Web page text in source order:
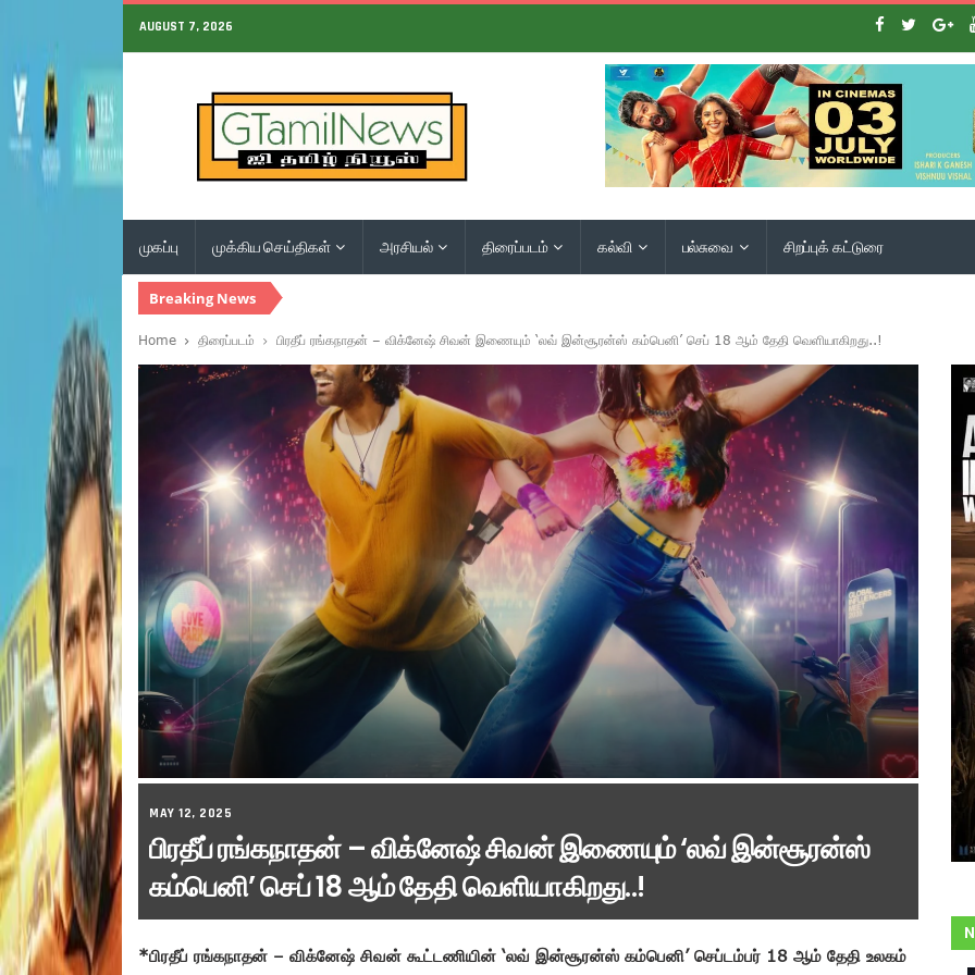
AUGUST 7, 2026
முகப்பு முக்கிய செய்திகள் அரசியல் திரைப்படம் கல்வி பல்சுவை சிறப்புக் கட்டுரை
Breaking News
Home திரைப்படம் பிரதீப் ரங்கநாதன் – விக்னேஷ் சிவன் இணையும் ‘லவ் இன்சூரன்ஸ் கம்பெனி’ செப் 18 ஆம் தேதி வெளியாகிறது..!
MAY 12, 2025
பிரதீப் ரங்கநாதன் – விக்னேஷ் சிவன் இணையும் ‘லவ் இன்சூரன்ஸ்
கம்பெனி’ செப் 18 ஆம் தேதி வெளியாகிறது..!
*பிரதீப் ரங்கநாதன் – விக்னேஷ் சிவன் கூட்டணியின் ‘லவ் இன்சூரன்ஸ் கம்பெனி’ செப்டம்பர் 18 ஆம் தேதி உலகம்